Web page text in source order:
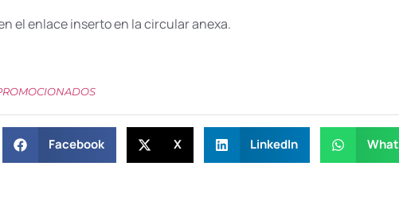
el enlace inserto en la circular anexa.
Facebook X LinkedIn